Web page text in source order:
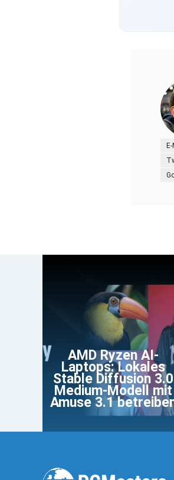
AMD Ryzen AI-
Laptops: Lokales
Stable Diffusion 3.0
Medium-Modell mit
Amuse 3.1